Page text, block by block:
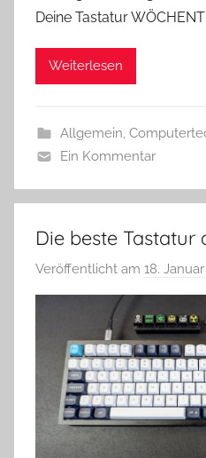
Deine Tastatur
Weiterlesen
Allgemein,
Ein Kommentar
Die beste Tastatur
Veröffentlicht am 18.